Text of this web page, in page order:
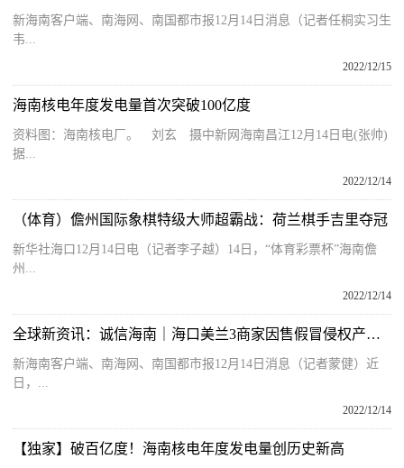
新海南客户端、南海网、南国都市报12月14日消息（记者任桐实习生
韦...
2022/12/15
海南核电年度发电量首次突破100亿度
资料图：海南核电厂。 刘玄 摄中新网海南昌江12月14日电(张帅)
据...
2022/12/14
（体育）儋州国际象棋特级大师超霸战：荷兰棋手吉里夺冠
新华社海口12月14日电（记者李子越）14日，“体育彩票杯”海南儋
州...
2022/12/14
全球新资讯：诚信海南｜海口美兰3商家因售假冒侵权产品被查处
新海南客户端、南海网、南国都市报12月14日消息（记者蒙健）近
日，...
2022/12/14
【独家】破百亿度！海南核电年度发电量创历史新高